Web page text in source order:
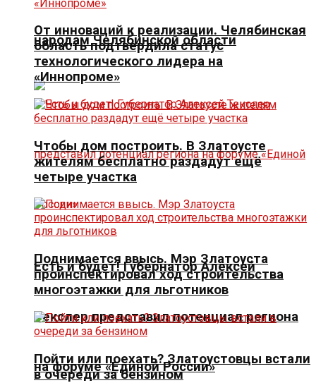
народам Челябинской области
Есть и будет! Губернатор Алексей
Текслер представил потенциал региона
на форуме «Единой России»
От инноваций к реализации. Челябинская
область подтвердила статус
технологического лидера на
«Иннопроме»
Чтобы дом построить. В Златоусте
жителям бесплатно раздадут ещё
четыре участка
Поднимается ввысь. Мэр Златоуста
проинспектировал ход строительства
многоэтажки для льготников
Пойти или поехать? Златоустовцы встали
в очереди за бензином